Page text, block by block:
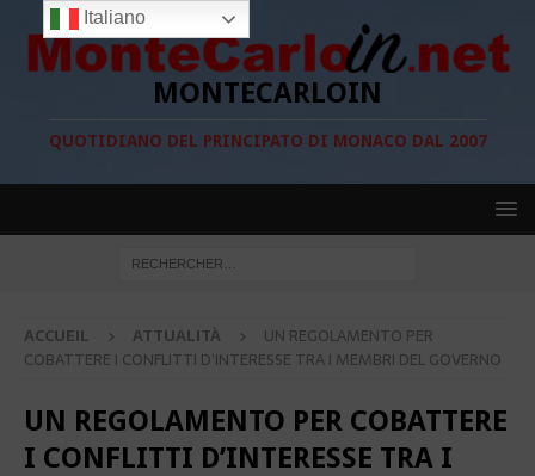
MONTECARLOIN
QUOTIDIANO DEL PRINCIPATO DI MONACO DAL 2007
ACCUEIL ATTUALITÀ
UN REGOLAMENTO PER
COBATTERE I CONFLITTI D’INTERESSE TRA I MEMBRI DEL GOVERNO
UN REGOLAMENTO PER COBATTERE
I CONFLITTI D’INTERESSE TRA I
Italiano